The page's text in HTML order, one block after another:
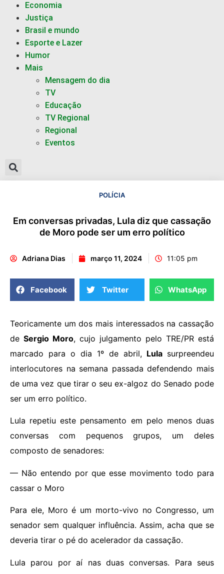
Economia
Justiça
Brasil e mundo
Esporte e Lazer
Humor
Mais
Mensagem do dia
TV
Educação
TV Regional
Regional
Eventos
POLÍCIA
Em conversas privadas, Lula diz que cassação
de Moro pode ser um erro político
Adriana Dias março 11, 2024 11:05 pm
Facebook Twitter WhatsApp
Teoricamente um dos mais interessados na cassação
de Sergio Moro, cujo julgamento pelo TRE/PR está
marcado para o dia 1º de abril, Lula surpreendeu
interlocutores na semana passada defendendo mais
de uma vez que tirar o seu ex-algoz do Senado pode
ser um erro político.
Lula repetiu este pensamento em pelo menos duas
conversas com pequenos grupos, um deles
composto de senadores:
— Não entendo por que esse movimento todo para
cassar o Moro
Para ele, Moro é um morto-vivo no Congresso, um
senador sem qualquer influência. Assim, acha que se
deveria tirar o pé do acelerador da cassação.
Lula parou por aí nas duas conversas. Para seus